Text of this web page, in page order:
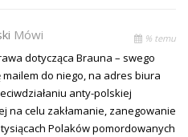
Mówi % temu
dotycząca Brauna – swego
mailem do niego, na adres biura
anty-polskiej
na celu zakłamanie, zanegowanie
Polaków pomordowanych